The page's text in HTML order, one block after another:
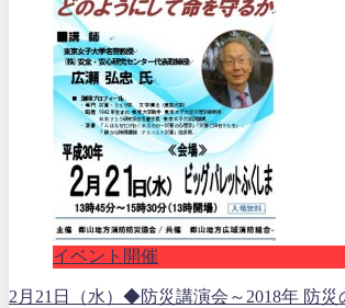
イベント開催
2月21日（水）◆防災講演会～2018年 防災